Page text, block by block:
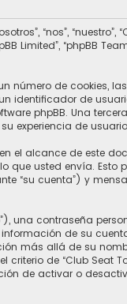
“nos”, “nuestro”,
Limited”, “phpBB
número de cookies,
identificador de
phpBB. Una
experiencia de
el alcance de este
usted envía. Esto
“su cuenta”) y
una contraseña
de su cuenta
más allá de su
de “Club Seat
de activar o